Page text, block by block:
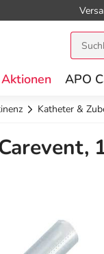
Aktionen APO
Katheter &